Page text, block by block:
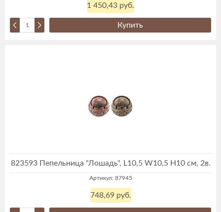
1 450,43 руб.
Купить
823593 Пепельница "Лошадь", L10,5 W10,5 H10 см, 2в.
Артикул: 87945
748,69 руб.